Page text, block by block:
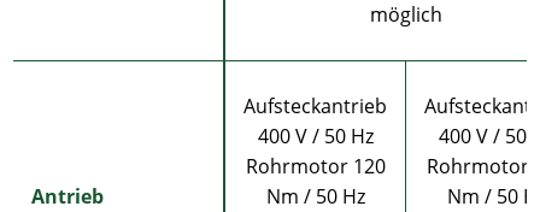
möglich
Antrieb
Aufsteckantrieb
400 V / 50 Hz
Rohrmotor 120
Nm / 50 Hz
400 V / 50
Rohrmotor
Nm / 50